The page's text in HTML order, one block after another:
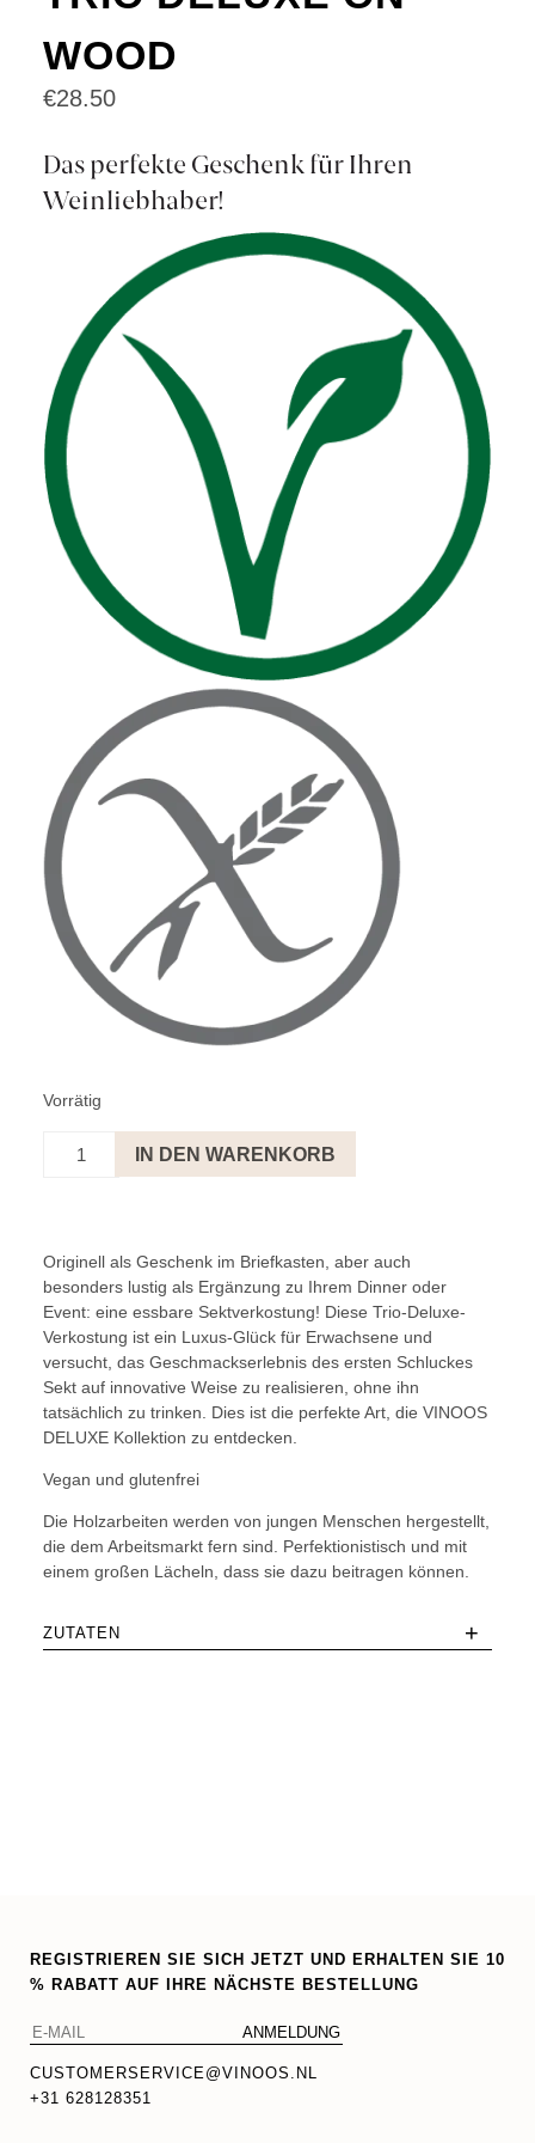
WOOD
€28.50
Das perfekte Geschenk für Ihren
Weinliebhaber!
Vorrätig
Deluxe
IN DEN WARENKORB
Originell als Geschenk im Briefkasten, aber auch
besonders lustig als Ergänzung zu Ihrem Dinner oder
Event: eine essbare Sektverkostung! Diese Trio-Deluxe-
Verkostung ist ein Luxus-Glück für Erwachsene und
versucht, das Geschmackserlebnis des ersten Schluckes
Sekt auf innovative Weise zu realisieren, ohne ihn
tatsächlich zu trinken. Dies ist die perfekte Art, die VINOOS
DELUXE Kollektion zu entdecken.
Vegan und glutenfrei
Die Holzarbeiten werden von jungen Menschen hergestellt,
die dem Arbeitsmarkt fern sind. Perfektionistisch und mit
einem großen Lächeln, dass sie dazu beitragen können.
ZUTATEN +
REGISTRIEREN SIE SICH JETZT UND ERHALTEN SIE 10
% RABATT AUF IHRE NÄCHSTE BESTELLUNG
CUSTOMERSERVICE@VINOOS.NL
+31 628128351